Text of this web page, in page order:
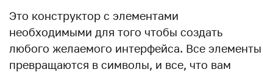
Это конструктор с элементами
необходимыми для того чтобы создать
любого желаемого интерфейса. Все элементы
превращаются в символы, и все, что вам